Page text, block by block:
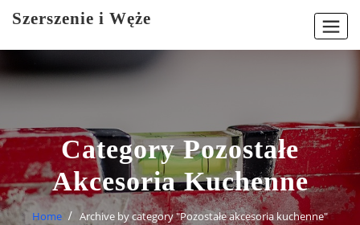
Szerszenie i Węże
Category Pozostałe
Akcesoria Kuchenne
Home Archive by category "Pozostałe akcesoria kuchenne"